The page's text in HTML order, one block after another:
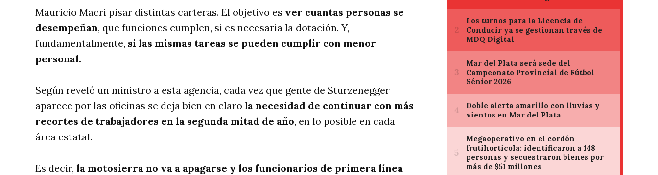
Mauricio Macri pisar distintas carteras. El objetivo es ver cuantas personas se
desempeñan, que funciones cumplen, si es necesaria la dotación. Y,
fundamentalmente, si las mismas tareas se pueden cumplir con menor
personal.
Según reveló un ministro a esta agencia, cada vez que gente de Sturzenegger
aparece por las oficinas se deja bien en claro la necesidad de continuar con más
recortes de trabajadores en la segunda mitad de año, en lo posible en cada
área estatal.
Es decir, la motosierra no va a apagarse y los funcionarios de primera línea